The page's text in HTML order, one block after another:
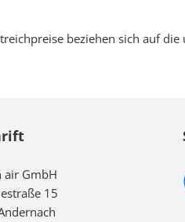
beziehen sich auf
air GmbH
15